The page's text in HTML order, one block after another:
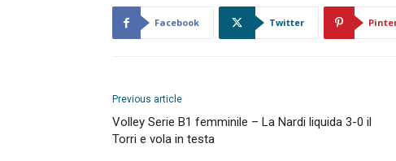
Facebook Twitter
Previous article
Volley Serie B1 femminile – La Nardi liquida 3-0 il
Torri e vola in testa